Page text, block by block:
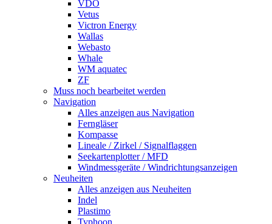
VDO
Vetus
Victron Energy
Wallas
Webasto
Whale
WM aquatec
ZF
Muss noch bearbeitet werden
Navigation
Alles anzeigen aus Navigation
Ferngläser
Kompasse
Lineale / Zirkel / Signalflaggen
Seekartenplotter / MFD
Windmessgeräte / Windrichtungsanzeigen
Neuheiten
Alles anzeigen aus Neuheiten
Indel
Plastimo
Typhoon